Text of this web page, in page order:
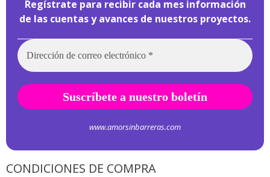
Regístrate para recibir cada mes información
de las cuentas y avances de nuestros proyectos.
www.amorsinbarreras.com
CONDICIONES DE COMPRA